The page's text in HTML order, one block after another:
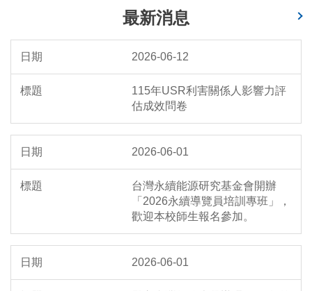
最新消息
2026-06-12
115年USR利害關係人影響力評
估成效問卷
2026-06-01
台灣永續能源研究基金會開辦
「2026永續導覽員培訓專班」，
歡迎本校師生報名參加。
2026-06-01